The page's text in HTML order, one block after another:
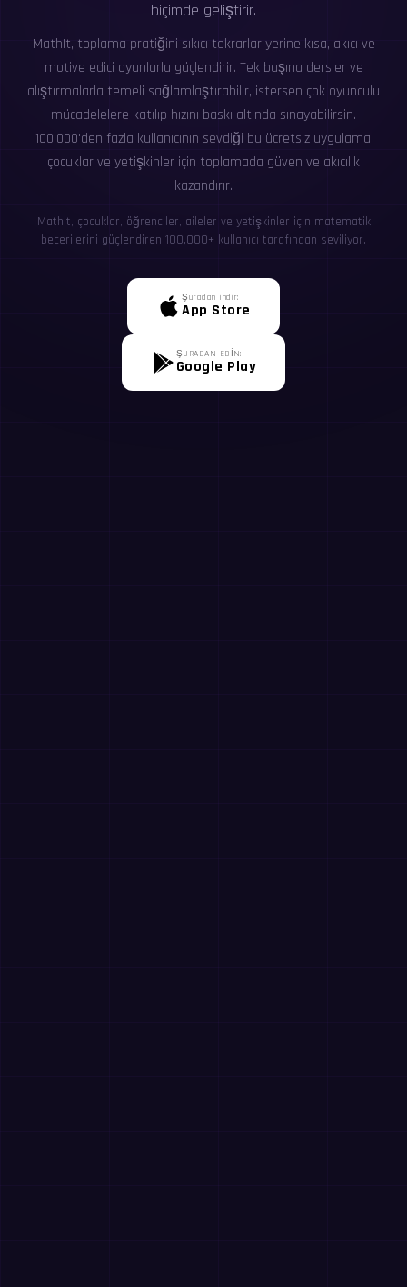
biçimde geliştirir.
MathIt, toplama pratiğini sıkıcı tekrarlar yerine kısa, akıcı ve
motive edici oyunlarla güçlendirir. Tek başına dersler ve
alıştırmalarla temeli sağlamlaştırabilir, istersen çok oyunculu
mücadelelere katılıp hızını baskı altında sınayabilirsin.
100.000'den fazla kullanıcının sevdiği bu ücretsiz uygulama,
çocuklar ve yetişkinler için toplamada güven ve akıcılık
kazandırır.
MathIt, çocuklar, öğrenciler, aileler ve yetişkinler için matematik
becerilerini güçlendiren 100,000+ kullanıcı tarafından seviliyor.
Şuradan indir:
App Store
ŞURADAN EDİN:
Google Play